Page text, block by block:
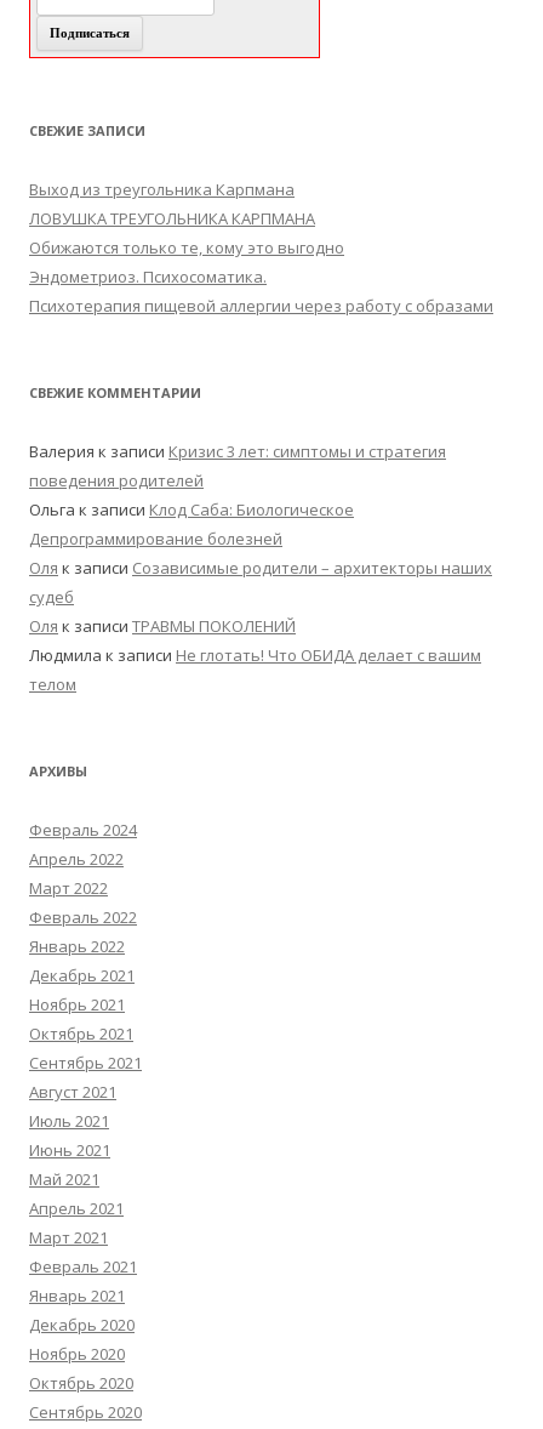
СВЕЖИЕ ЗАПИСИ
Выход из треугольника Карпмана
ЛОВУШКА ТРЕУГОЛЬНИКА КАРПМАНА
Обижаются только те, кому это выгодно
Эндометриоз. Психосоматика.
Психотерапия пищевой аллергии через работу с образами
СВЕЖИЕ КОММЕНТАРИИ
Валерия к записи Кризис 3 лет: симптомы и стратегия
поведения родителей
Ольга к записи Клод Саба: Биологическое
Депрограммирование болезней
Оля к записи Созависимые родители – архитекторы наших
судеб
Оля к записи ТРАВМЫ ПОКОЛЕНИЙ
Людмила к записи Не глотать! Что ОБИДА делает с вашим
телом
АРХИВЫ
Февраль 2024
Апрель 2022
Март 2022
Февраль 2022
Январь 2022
Декабрь 2021
Ноябрь 2021
Октябрь 2021
Сентябрь 2021
Август 2021
Июль 2021
Июнь 2021
Май 2021
Апрель 2021
Март 2021
Февраль 2021
Январь 2021
Декабрь 2020
Ноябрь 2020
Октябрь 2020
Сентябрь 2020